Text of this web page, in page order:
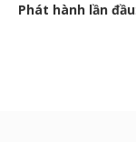
Phát hành lần đầu